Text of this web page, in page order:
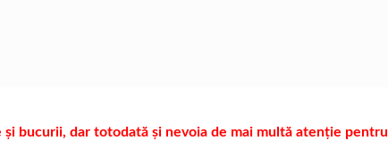
și bucurii, dar totodată și nevoia de mai multă atenție pentru